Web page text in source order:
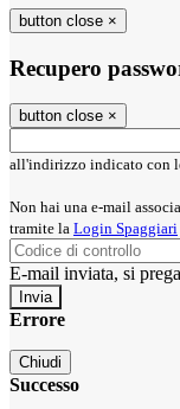
button close ×
Recupero
button close ×
all'indirizzo indicato con
Non hai una e-mail
tramite la Login Spaggiari
E-mail inviata, si
Errore
Chiudi
Successo